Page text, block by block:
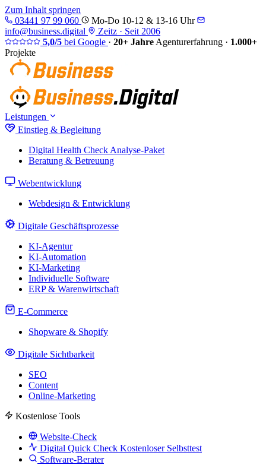
Zum Inhalt springen
03441 97 99 060
Mo-Do 10-12 & 13-16 Uhr
info@business.digital
Zeitz · Seit 2006
5,0/5 bei Google · 20+ Jahre Agenturerfahrung · 1.000+
Projekte
Leistungen
Einstieg & Begleitung
Digital Health Check Analyse-Paket
Beratung & Betreuung
Webentwicklung
Webdesign & Entwicklung
Digitale Geschäftsprozesse
KI-Agentur
KI-Automation
KI-Marketing
Individuelle Software
ERP & Warenwirtschaft
E-Commerce
Shopware & Shopify
Digitale Sichtbarkeit
SEO
Content
Online-Marketing
Kostenlose Tools
Website-Check
Digital Quick Check Kostenloser Selbsttest
Software-Berater